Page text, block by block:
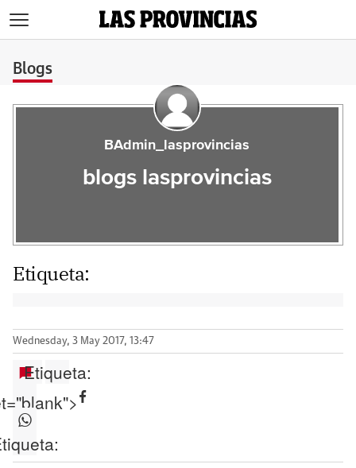
Blogs
BAdmin_lasprovincias
blogs lasprovincias
Etiqueta:
Wednesday, 3 May 2017, 13:47
Etiqueta: